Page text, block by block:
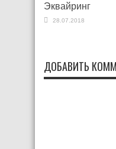
Эквайринг
28.07.2018
ДОБАВИТЬ